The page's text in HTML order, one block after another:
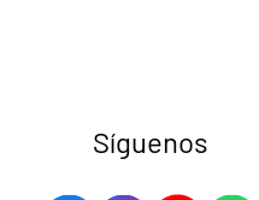
Síguenos